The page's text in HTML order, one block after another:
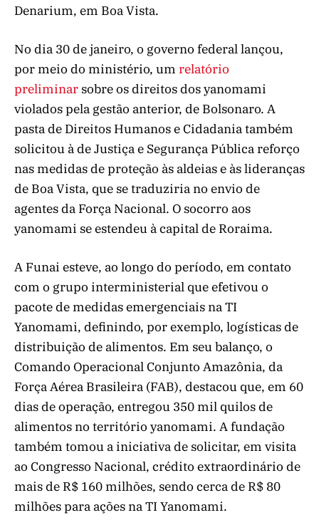
Denarium, em Boa Vista.
No dia 30 de janeiro, o governo federal lançou,
por meio do ministério, um relatório
preliminar sobre os direitos dos yanomami
violados pela gestão anterior, de Bolsonaro. A
pasta de Direitos Humanos e Cidadania também
solicitou à de Justiça e Segurança Pública reforço
nas medidas de proteção às aldeias e às lideranças
de Boa Vista, que se traduziria no envio de
agentes da Força Nacional. O socorro aos
yanomami se estendeu à capital de Roraima.
A Funai esteve, ao longo do período, em contato
com o grupo interministerial que efetivou o
pacote de medidas emergenciais na TI
Yanomami, definindo, por exemplo, logísticas de
distribuição de alimentos. Em seu balanço, o
Comando Operacional Conjunto Amazônia, da
Força Aérea Brasileira (FAB), destacou que, em 60
dias de operação, entregou 350 mil quilos de
alimentos no território yanomami. A fundação
também tomou a iniciativa de solicitar, em visita
ao Congresso Nacional, crédito extraordinário de
mais de R$ 160 milhões, sendo cerca de R$ 80
milhões para ações na TI Yanomami.